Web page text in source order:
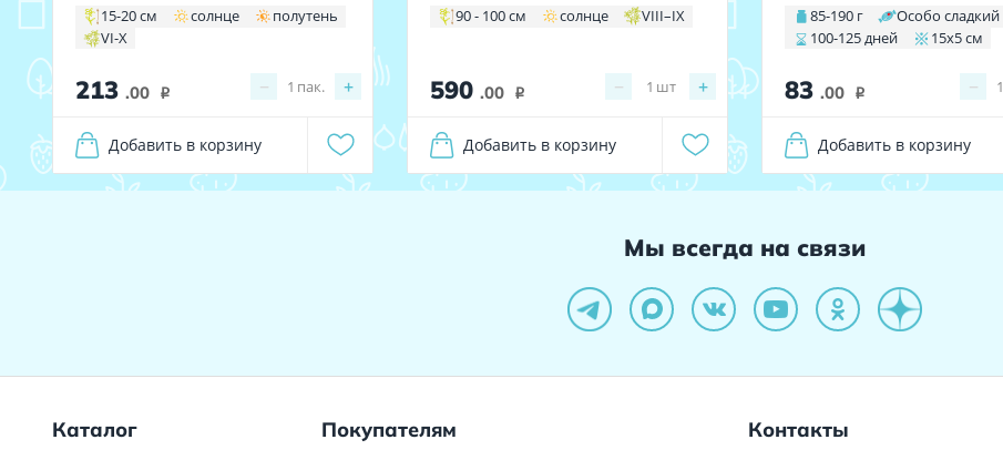
15-20 см солнце
полутень
VI-X
213 .00 i − +
1 пак.
Добавить в корзину
90 - 100 см солнце VIII–IX
590 .00 i − +
1 шт
Добавить в корзину
85-190 г
Особо сладкий
100-125 дней
15х5 см
83 .00 i − 1
Добавить в корзину
Мы всегда на связи
Каталог Покупателям Контакты